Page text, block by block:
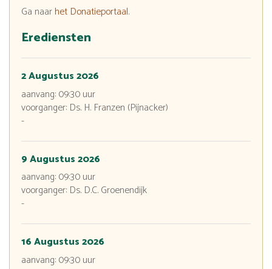
Ga naarhet Donatieportaal.
Erediensten
2 Augustus 2026
aanvang:09:30uur
voorganger: Ds. H. Franzen (Pijnacker)
-
9 Augustus 2026
aanvang:09:30uur
voorganger: Ds. D.C. Groenendijk
-
16 Augustus 2026
aanvang:09:30uur